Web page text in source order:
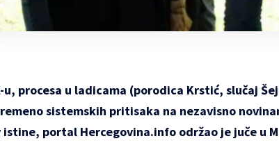
u, procesa u ladicama (porodica Krstić, slučaj
sistemskih pritisaka na nezavisno
portal Hercegovina.info održao je juče u